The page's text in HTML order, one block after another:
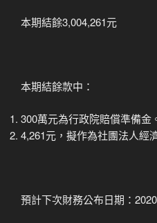
本期結餘3,004,261元
本期結餘款中：
300萬元為行政院賠償準備金
4,261元，擬作為社團法人經
預計下次財務公布日期：